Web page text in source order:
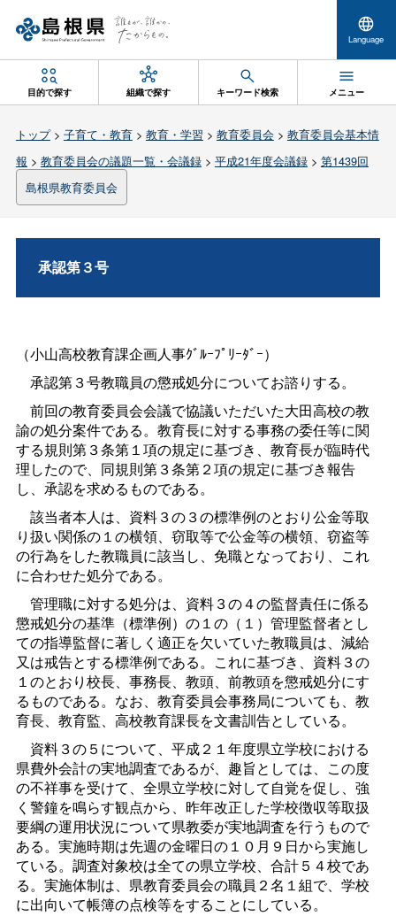
Language
目的で探す 組織で探す キーワード検索 メニュー
トップ> 子育て・教育> 教育・学習 > 教育委員会 > 教育委員会基本情
報 > 教育委員会の議題一覧・会議録> 平成21年度会議録> 第1439回
島根県教育委員会
承認第３号
（小山高校教育課企画人事ｸﾞﾙｰﾌﾟﾘｰﾀﾞｰ）
承認第３号教職員の懲戒処分についてお諮りする。
前回の教育委員会会議で協議いただいた大田高校の教
諭の処分案件である。教育長に対する事務の委任等に関
する規則第３条第１項の規定に基づき、教育長が臨時代
理したので、同規則第３条第２項の規定に基づき報告
し、承認を求めるものである。
該当者本人は、資料３の３の標準例のとおり公金等取
り扱い関係の１の横領、窃取等で公金等の横領、窃盗等
の行為をした教職員に該当し、免職となっており、これ
に合わせた処分である。
管理職に対する処分は、資料３の４の監督責任に係る
懲戒処分の基準（標準例）の１の（１）管理監督者とし
ての指導監督に著しく適正を欠いていた教職員は、減給
又は戒告とする標準例である。これに基づき、資料３の
１のとおり校長、事務長、教頭、前教頭を懲戒処分にす
るものである。なお、教育委員会事務局についても、教
育長、教育監、高校教育課長を文書訓告としている。
資料３の５について、平成２１年度県立学校における
県費外会計の実地調査であるが、趣旨としては、この度
の不祥事を受けて、全県立学校に対して自覚を促し、強
く警鐘を鳴らす観点から、昨年改正した学校徴収等取扱
要綱の運用状況について県教委が実地調査を行うもので
ある。実施時期は先週の金曜日の１０月９日から実施し
ている。調査対象校は全ての県立学校、合計５４校であ
る。実施体制は、県教育委員会の職員２名１組で、学校
に出向いて帳簿の点検等をすることにしている。